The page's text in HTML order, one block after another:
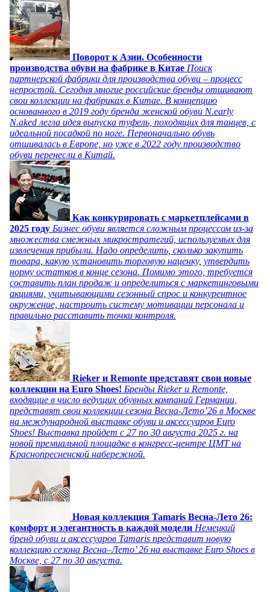
Поворот к Азии. Особенности
производства обуви на фабрике в Китае Поиск
партнерской фабрики для производства обуви – процесс
непростой. Сегодня многие российские бренды отшивают
свои коллекции на фабриках в Китае. В концепцию
основанного в 2019 году бренда женской обуви N.early
N.aked легла идея выпуска туфель, походящих для танцев, с
идеальной посадкой по ноге. Первоначально обувь
отшивалась в Европе, но уже в 2022 году производство
обуви перенесли в Китай.
Как конкурировать с маркетплейсами в
2025 году Бизнес обуви является сложным процессом из-за
множества смежных микростратегий, используемых для
извлечения прибыли. Надо определить, сколько закупить
товара, какую установить торговую наценку, утвердить
норму остатков в конце сезона. Помимо этого, требуется
составить план продаж и определиться с маркетинговыми
акциями, учитывающими сезонный спрос и конкурентное
окружение, настроить систему мотивации персонала и
правильно расставить точки контроля.
Rieker и Remonte представят свои новые
коллекции на Euro Shoes! Бренды Rieker и Remonte,
входящие в число ведущих обувных компаний Германии,
представят свои коллекции сезона Весна-Лето’26 в Москве
на международной выставке обуви и аксессуаров Euro
Shoes! Выставка пройдет c 27 по 30 августа 2025 г. на
новой премиальной площадке в конгресс-центре ЦМТ на
Краснопресненской набережной.
Новая коллекция Tamaris Весна-Лето 26:
комфорт и элегантность в каждой модели Немецкий
бренд обуви и аксессуаров Tamaris представит новую
коллекцию сезона Весна–Лето’ 26 на выставке Euro Shoes в
Москве, с 27 по 30 августа.